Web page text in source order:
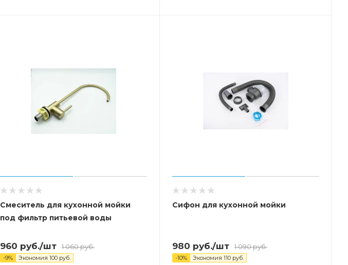
Смеситель для кухонной мойки
под фильтр питьевой воды
960 руб./шт 1 060руб.
-9% Экономия 100руб.
Сифон для кухонной мойки
980 руб./шт 1 090руб.
-10% Экономия 110руб.